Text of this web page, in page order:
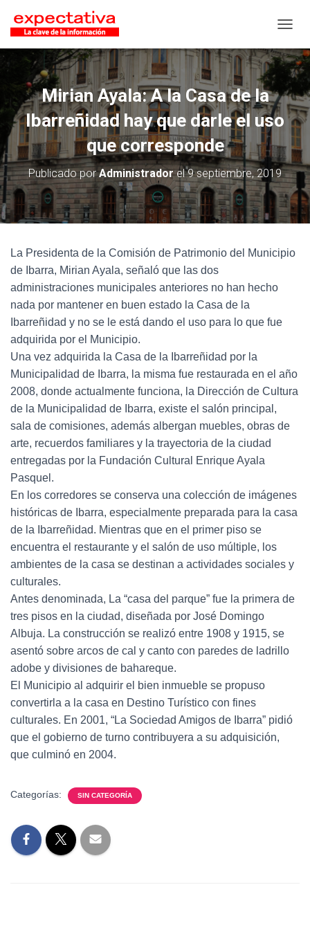
Mirian Ayala: A la Casa de la
Ibarreñidad hay que darle el uso
que corresponde
Publicado porAdministradorel9 septiembre, 2019
La Presidenta de la Comisión de Patrimonio del Municipio
de Ibarra, Mirian Ayala, señaló que las dos
administraciones municipales anteriores no han hecho
nada por mantener en buen estado la Casa de la
Ibarreñidad y no se le está dando el uso para lo que fue
adquirida por el Municipio.
Una vez adquirida la Casa de la Ibarreñidad por la
Municipalidad de Ibarra, la misma fue restaurada en el año
2008, donde actualmente funciona, la Dirección de Cultura
de la Municipalidad de Ibarra, existe el salón principal,
sala de comisiones, además albergan muebles, obras de
arte, recuerdos familiares y la trayectoria de la ciudad
entregadas por la Fundación Cultural Enrique Ayala
Pasquel.
En los corredores se conserva una colección de imágenes
históricas de Ibarra, especialmente preparada para la casa
de la Ibarreñidad. Mientras que en el primer piso se
encuentra el restaurante y el salón de uso múltiple, los
ambientes de la casa se destinan a actividades sociales y
culturales.
Antes denominada, La “casa del parque” fue la primera de
tres pisos en la ciudad, diseñada por José Domingo
Albuja. La construcción se realizó entre 1908 y 1915, se
asentó sobre arcos de cal y canto con paredes de ladrillo
adobe y divisiones de bahareque.
El Municipio al adquirir el bien inmueble se propuso
convertirla a la casa en Destino Turístico con fines
culturales. En 2001, “La Sociedad Amigos de Ibarra” pidió
que el gobierno de turno contribuyera a su adquisición,
que culminó en 2004.
Categorías: SIN CATEGORÍA